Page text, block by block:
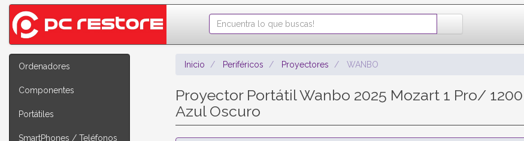
Ordenadores
Componentes
Portátiles
SmartPhones / Teléfonos
Inicio Periféricos Proyectores WANBO
Proyector Portátil Wanbo 2025 Mozart 1 Pro/
Azul Oscuro